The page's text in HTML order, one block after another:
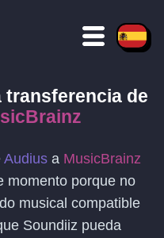
transferencia de
Audius a MusicBrainz
momento porque no
musical compatible
Soundiiz pueda